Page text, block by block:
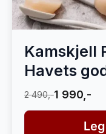
Kamskjell
Havets
2 490,-1 990,-